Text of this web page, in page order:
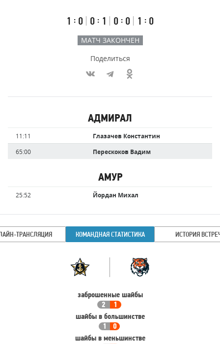
Первый
тайм
1 : 0
Второй
тайм
0 : 1
Третий
тайм
0 : 0 Буллиты
1 : 0
МАТЧ ЗАКОНЧЕН
Поделиться
забившие
голы
АДМИРАЛ
Время Имя
игрока
11:11
Глазачев Константин
65:00
Перескоков Вадим
АМУР
Время Имя
игрока
25:52 Йордан Михал
ТРАНСЛЯЦИЯ КОМАНДНАЯ СТАТИСТИКА ИСТОРИЯ
Команда
заброшенные шайбы
2
1
шайбы в большинстве
1
0
шайбы в меньшинстве